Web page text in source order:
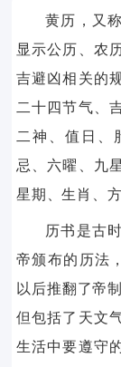
黄历，又
显示公历、农
吉避凶相关的
二十四节气、
二神、值日、
忌、六曜、九
星期、生肖、
历书是古
帝颁布的历法
以后推翻了帝
但包括了天文
生活中要遵守